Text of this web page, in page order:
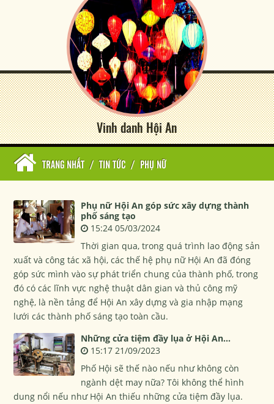
Vinh danh Hội An
TRANG NHẤT / TIN TỨC / PHỤ NỮ
Phụ nữ Hội An góp sức xây dựng thành
phố sáng tạo
15:24 05/03/2024
Thời gian qua, trong quá trình lao động sản
xuất và công tác xã hội, các thế hệ phụ nữ Hội An đã đóng
góp sức mình vào sự phát triển chung của thành phố, trong
đó có các lĩnh vực nghệ thuật dân gian và thủ công mỹ
nghệ, là nền tảng để Hội An xây dựng và gia nhập mạng
lưới các thành phố sáng tạo toàn cầu.
Những cửa tiệm đầy lụa ở Hội An...
15:17 21/09/2023
Phố Hội sẽ thế nào nếu như không còn
ngành dệt may nữa? Tôi không thể hình
dung nổi nếu như Hội An thiếu những cửa tiệm đầy lụa.